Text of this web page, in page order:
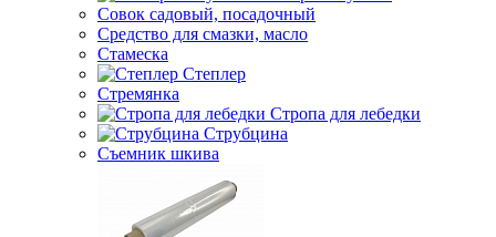
Совок садовый, посадочный
Средство для смазки, масло
Стамеска
Степлер
Стремянка
Стропа для лебедки
Струбцина
Съемник шкива